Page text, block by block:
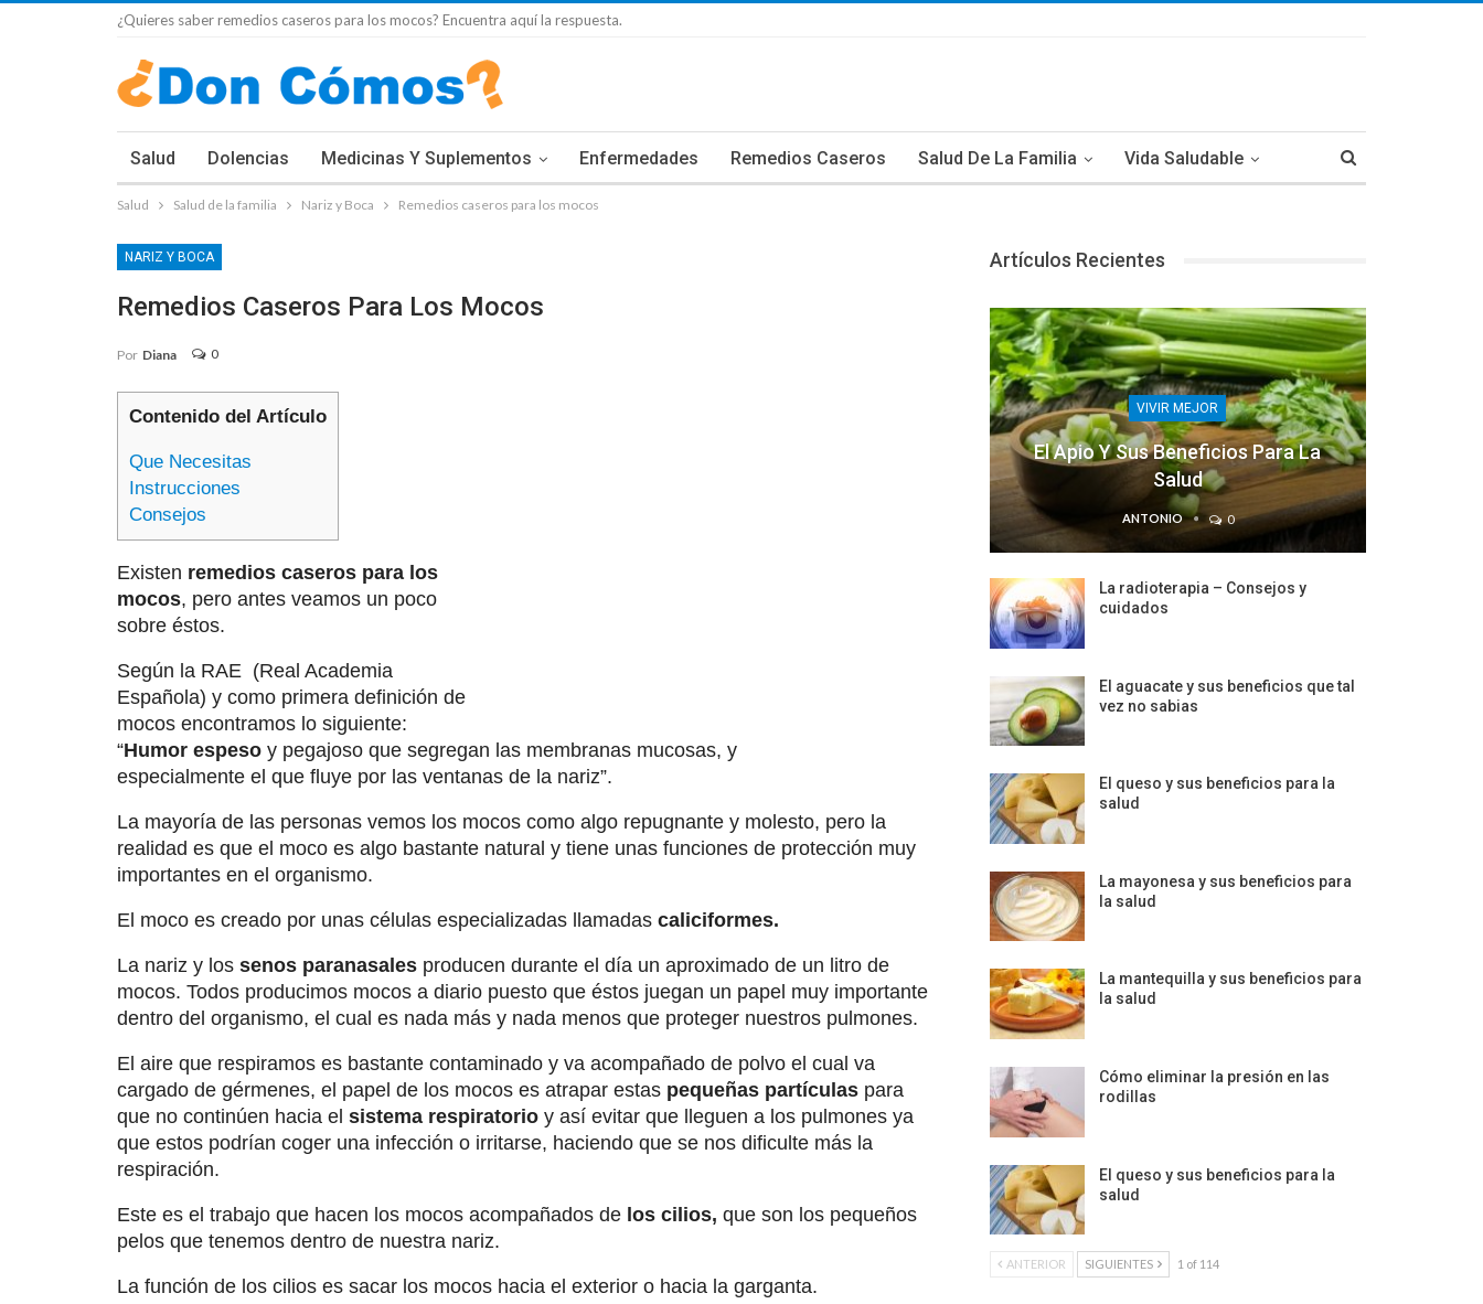
¿Quieres saber remedios caseros para los mocos? Encuentra aquí la respuesta.
Salud Dolencias Medicinas Y Suplementos Enfermedades Remedios Caseros Salud De La Familia Vida Saludable
Salud Salud de la familia Nariz y Boca Remedios caseros para los mocos
NARIZ Y BOCA
Remedios Caseros Para Los Mocos
Por Diana 0
Contenido del Artículo
Que Necesitas
Instrucciones
Consejos
Existen remedios caseros para los
mocos, pero antes veamos un poco
sobre éstos.
Según la RAE (Real Academia
Española) y como primera definición de
mocos encontramos lo siguiente:
“Humor espeso y pegajoso que segregan las membranas mucosas, y
especialmente el que fluye por las ventanas de la nariz”.
La mayoría de las personas vemos los mocos como algo repugnante y molesto, pero la
realidad es que el moco es algo bastante natural y tiene unas funciones de protección muy
importantes en el organismo.
El moco es creado por unas células especializadas llamadas caliciformes.
La nariz y los senos paranasales producen durante el día un aproximado de un litro de
mocos. Todos producimos mocos a diario puesto que éstos juegan un papel muy importante
dentro del organismo, el cual es nada más y nada menos que proteger nuestros pulmones.
El aire que respiramos es bastante contaminado y va acompañado de polvo el cual va
cargado de gérmenes, el papel de los mocos es atrapar estas pequeñas partículas para
que no continúen hacia el sistema respiratorio y así evitar que lleguen a los pulmones ya
que estos podrían coger una infección o irritarse, haciendo que se nos dificulte más la
respiración.
Este es el trabajo que hacen los mocos acompañados de los cilios, que son los pequeños
pelos que tenemos dentro de nuestra nariz.
La función de los cilios es sacar los mocos hacia el exterior o hacia la garganta.
Artículos Recientes
VIVIR MEJOR
El Apio Y Sus Beneficios Para La
Salud
ANTONIO 0
La radioterapia – Consejos y
cuidados
El aguacate y sus beneficios que tal
vez no sabias
El queso y sus beneficios para la
salud
La mayonesa y sus beneficios para
la salud
La mantequilla y sus beneficios para
la salud
Cómo eliminar la presión en las
rodillas
El queso y sus beneficios para la
salud
ANTERIOR SIGUIENTES 1 of 114